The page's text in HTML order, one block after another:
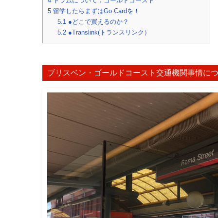
5 留学したらまずはGo Cardを！
5.1●どこで買えるのか？
5.2●Translink(トランスリンク）
ブリスベン・ゴールドコースト交通機関事情に